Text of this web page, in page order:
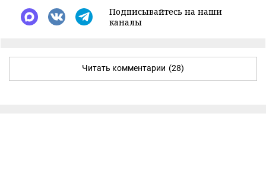
Подписывайтесь на наши
каналы
Читать комментарии (28)